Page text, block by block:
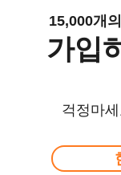
15,000개
가입
걱정마